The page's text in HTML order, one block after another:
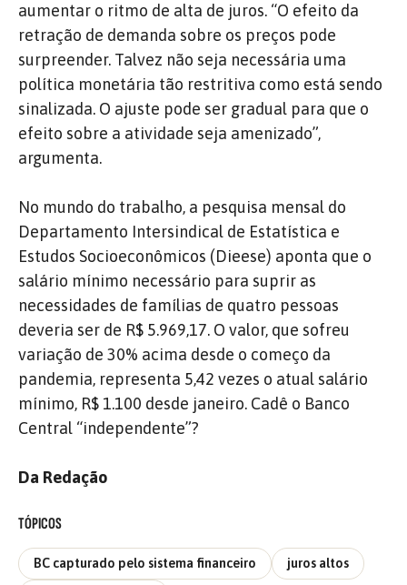
aumentar o ritmo de alta de juros. “O efeito da
retração de demanda sobre os preços pode
surpreender. Talvez não seja necessária uma
política monetária tão restritiva como está sendo
sinalizada. O ajuste pode ser gradual para que o
efeito sobre a atividade seja amenizado”,
argumenta.
No mundo do trabalho, a pesquisa mensal do
Departamento Intersindical de Estatística e
Estudos Socioeconômicos (Dieese) aponta que o
salário mínimo necessário para suprir as
necessidades de famílias de quatro pessoas
deveria ser de R$ 5.969,17. O valor, que sofreu
variação de 30% acima desde o começo da
pandemia, representa 5,42 vezes o atual salário
mínimo, R$ 1.100 desde janeiro. Cadê o Banco
Central “independente”?
Da Redação
TÓPICOS
BC capturado pelo sistema financeiro juros altos